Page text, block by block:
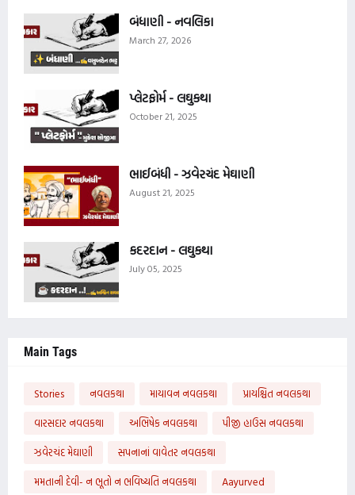
બંધાણી - નવલિકા
March 27, 2026
પ્લેટફોર્મ - લઘુકથા
October 21, 2025
ભાઈબંધી - ઝવેરચંદ મેઘાણી
August 21, 2025
કદરદાન - લઘુકથા
July 05, 2025
Main Tags
Stories નવલકથા માયાવન નવલકથા
પ્રાયશ્ચિત નવલકથા
વારસદાર નવલકથા
અભિષેક નવલકથા
પીજી હાઉસ નવલકથા
ઝવેરચંદ મેઘાણી
સપનાનાં વાવેતર નવલકથા
મમતાની દેવી- ન ભૂતો ન ભવિષ્યતિ નવલકથા
Aayurved